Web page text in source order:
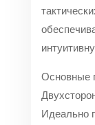
Основные
Идеально